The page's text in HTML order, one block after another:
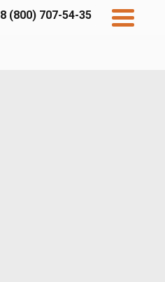
8 (800) 707-54-35